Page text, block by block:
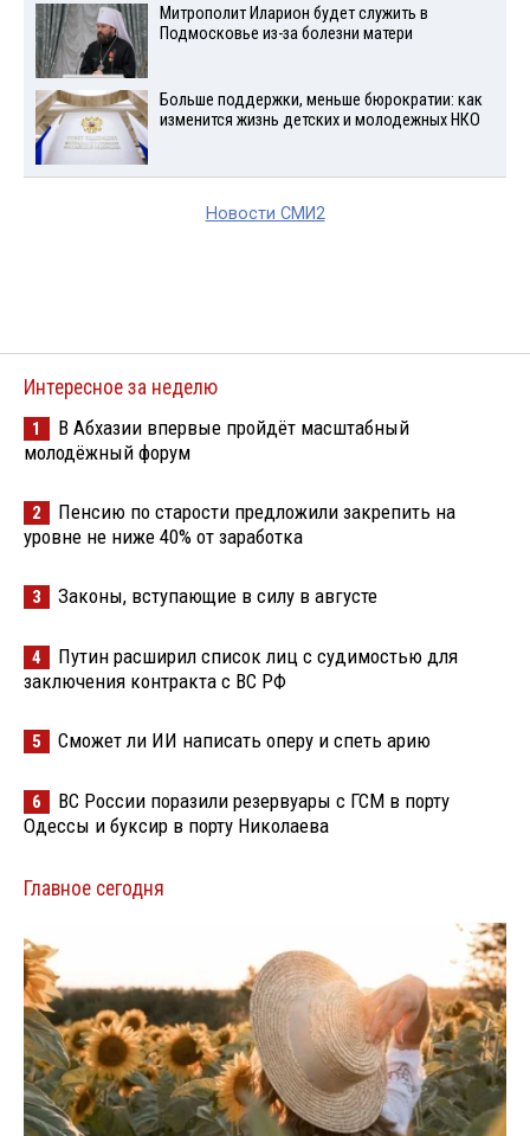
Митрополит Иларион будет служить в
Подмосковье из-за болезни матери
Больше поддержки, меньше бюрократии: как
изменится жизнь детских и молодежных НКО
Новости СМИ2
Интересное за неделю
1
В Абхазии впервые пройдёт масштабный
молодёжный форум
2
Пенсию по старости предложили закрепить на
уровне не ниже 40% от заработка
3 Законы, вступающие в силу в августе
4
Путин расширил список лиц с судимостью для
заключения контракта с ВС РФ
5 Сможет ли ИИ написать оперу и спеть арию
6
ВС России поразили резервуары с ГСМ в порту
Одессы и буксир в порту Николаева
Главное сегодня